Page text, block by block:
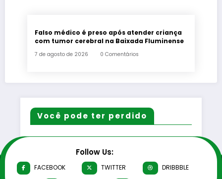
Falso médico é preso após atender criança
com tumor cerebral na Baixada Fluminense
7 de agosto de 2026 0 Comentários
Você pode ter perdido
Follow Us:
FACEBOOK TWITTER
DRIBBBLE